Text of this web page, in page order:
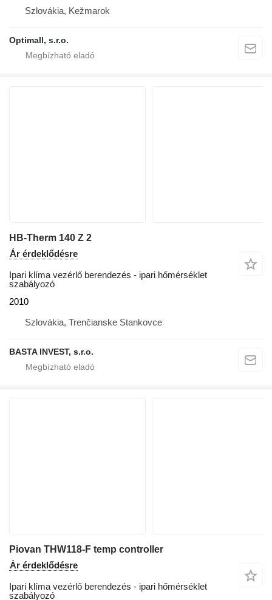
Szlovákia, Kežmarok
Optimall, s.r.o.
HB‑Therm 140 Z 2
Ár érdeklődésre
Ipari klíma vezérlő berendezés - ipari hőmérséklet
szabályozó
2010
Szlovákia, Trenčianske Stankovce
BASTA INVEST, s.r.o.
Piovan THW118-F temp controller
Ár érdeklődésre
Ipari klíma vezérlő berendezés - ipari hőmérséklet
szabályozó